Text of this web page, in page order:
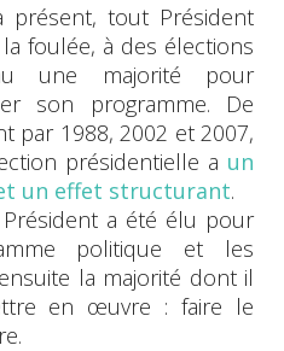
présent, tout Président
foulée, à des élections
une majorité pour
son programme. De
par 1988, 2002 et 2007,
présidentielle a un
un effet structurant.
Président a été élu pour
politique et les
la majorité dont il
en œuvre : faire le